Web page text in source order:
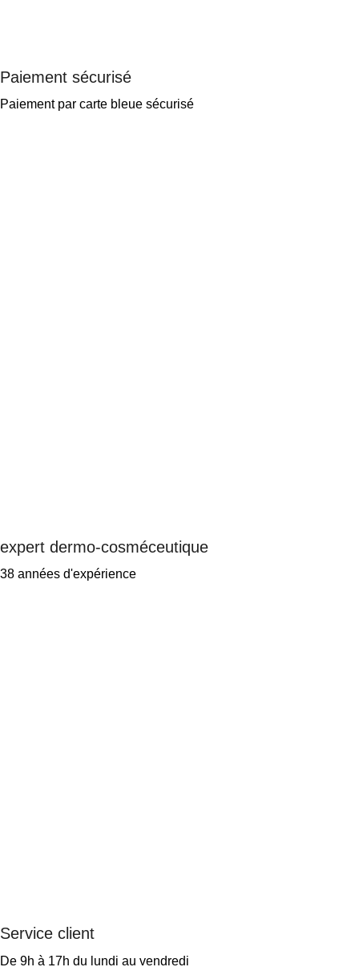
Paiement sécurisé
Paiement par carte bleue sécurisé
expert dermo-cosméceutique
38 années d'expérience
Service client
De 9h à 17h du lundi au vendredi